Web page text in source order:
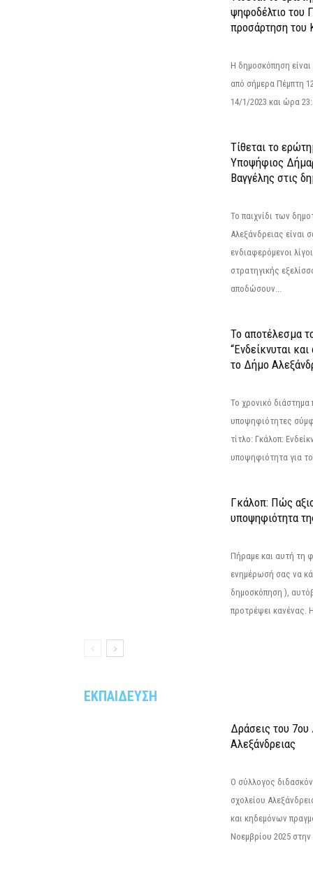
ψηφοδέλτιο του
προσάρτηση του
Η δημοσκόπηση
από σήμερα Πέμπτη
14/1/2023 και ώρα
Τίθεται το
Υποψήφιος
Βαγγέλης στις
Το παιχνίδι των
Αλεξάνδρειας είναι
ενδιαφερόμενοι
στρατηγικής
αποδώσουν...
Το αποτέλεσμα
“Ενδείκνυται
το Δήμο
Το χρονικό διάστημα
υποψηφιότητες
τίτλο: Γκάλοπ:
υποψηφιότητα για
Γκάλοπ: Πώς
υποψηφιότητα
Πήραμε και αυτή τη
ενημέρωσή σας να
δημοσκόπηση ),
προτρέψει κανένας.
ΕΚΠΑΙΔΕΥΣΗ
Δράσεις του 7ου
Αλεξάνδρειας
Ο σύλλογος
σχολείου
και κηδεμόνων
Νοεμβρίου 2025